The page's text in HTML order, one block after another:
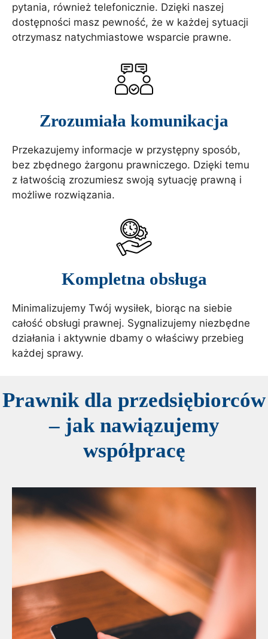
pytania, również telefonicznie. Dzięki naszej
dostępności masz pewność, że w każdej sytuacji
otrzymasz natychmiastowe wsparcie prawne.
Zrozumiała komunikacja
Przekazujemy informacje w przystępny sposób,
bez zbędnego żargonu prawniczego. Dzięki temu
z łatwością zrozumiesz swoją sytuację prawną i
możliwe rozwiązania.
Kompletna obsługa
Minimalizujemy Twój wysiłek, biorąc na siebie
całość obsługi prawnej. Sygnalizujemy niezbędne
działania i aktywnie dbamy o właściwy przebieg
każdej sprawy.
Prawnik dla przedsiębiorców
– jak nawiązujemy
współpracę